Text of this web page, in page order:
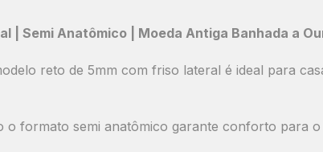
| Semi Anatômico | Moeda Antiga Banhada a
reto de 5mm com friso lateral é ideal para
formato semi anatômico garante conforto para